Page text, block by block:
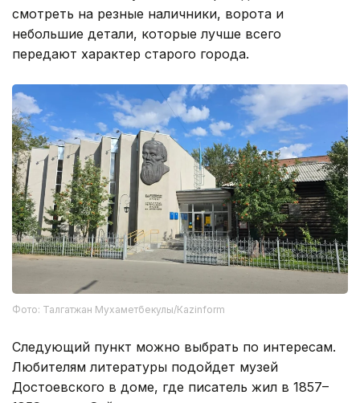
смотреть на резные наличники, ворота и
небольшие детали, которые лучше всего
передают характер старого города.
Фото: Талгатжан Мухаметбекулы/Кazinform
Следующий пункт можно выбрать по интересам.
Любителям литературы подойдет музей
Достоевского в доме, где писатель жил в 1857–